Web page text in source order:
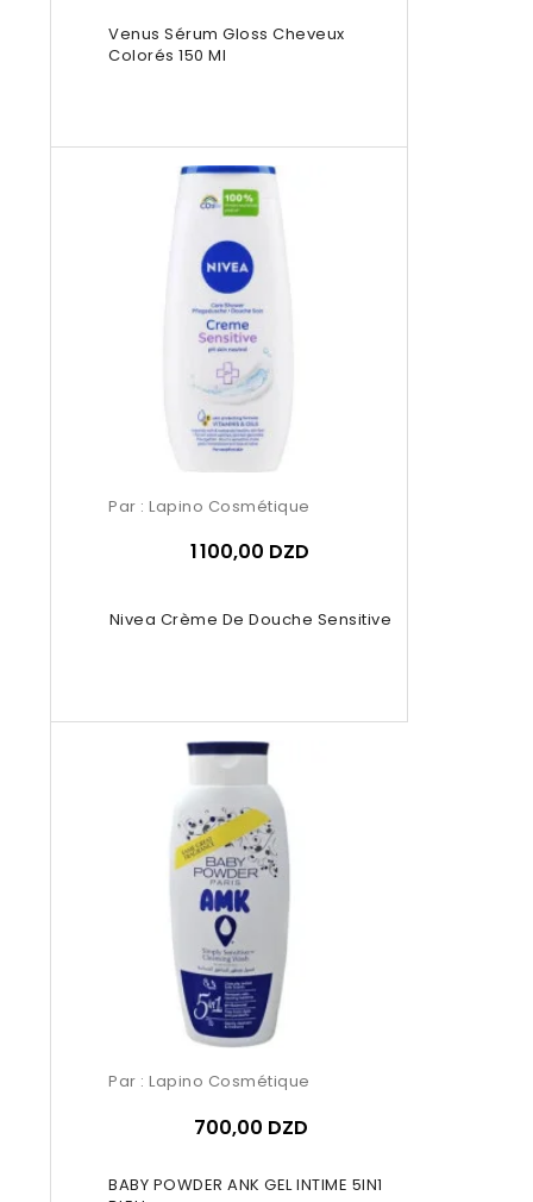
Venus Sérum Gloss Cheveux
Colorés 150 Ml
Nivea Crème De Douche Sensitive
Par : Lapino Cosmétique
1 100,00 DZD
BABY POWDER ANK GEL INTIME 5IN1
Par : Lapino Cosmétique
700,00 DZD